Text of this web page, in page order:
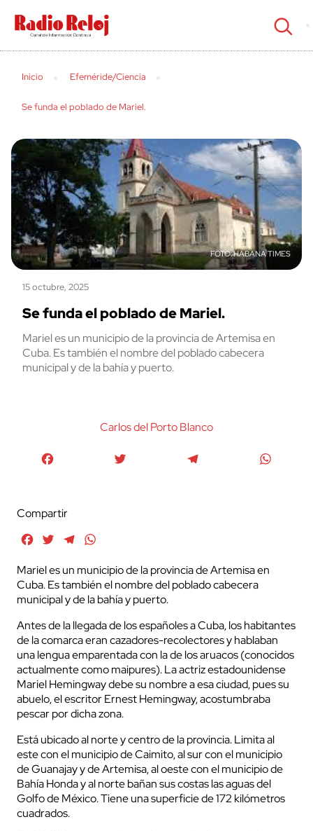
cerrar
Inicio Efeméride/Ciencia
Se funda el poblado de Mariel.
HABANA TIMES
15 octubre, 2025
Se funda el poblado de Mariel.
Mariel es un municipio de la provincia de Artemisa en
Cuba. Es también el nombre del poblado cabecera
municipal y de la bahía y puerto.
Carlos del Porto Blanco
Compartir
FacebookTwitterTelegram
Mariel es un municipio de la provincia de Artemisa en
Cuba. Es también el nombre del poblado cabecera
municipal y de la bahía y puerto.
Antes de la llegada de los españoles a Cuba, los habitantes
de la comarca eran cazadores-recolectores y hablaban
una lengua emparentada con la de los aruacos (conocidos
actualmente como maipures). La actriz estadounidense
Mariel Hemingway debe su nombre a esa ciudad, pues su
abuelo, el escritor Ernest Hemingway, acostumbraba
pescar por dicha zona.
Está ubicado al norte y centro de la provincia. Limita al
este con el municipio de Caimito, al sur con el municipio
de Guanajay y de Artemisa, al oeste con el municipio de
Bahía Honda y al norte bañan sus costas las aguas del
Golfo de México. Tiene una superficie de 172 kilómetros
cuadrados.